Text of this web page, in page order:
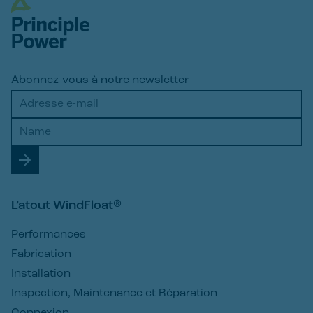
Abonnez-vous à notre newsletter
L’atout WindFloat®
Performances
Fabrication
Installation
Inspection, Maintenance et Réparation